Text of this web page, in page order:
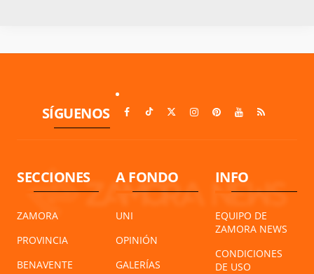
SÍGUENOS
SECCIONES
ZAMORA
PROVINCIA
BENAVENTE
A FONDO
UNI
OPINIÓN
GALERÍAS
INFO
EQUIPO DE
ZAMORA NEWS
CONDICIONES
DE USO